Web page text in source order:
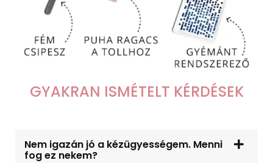
GYAKRAN ISMÉTELT KÉRDÉSEK
Nem igazán jó a kézügyességem. Menni
fog ez nekem?